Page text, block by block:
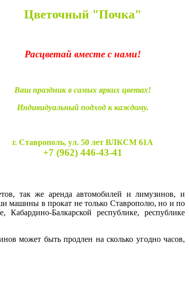
Цветочный "Почка"
Расцветай вместе с нами!
Ваш праздник в самых ярких цветах!
Индивидуальный подход к каждому.
г. Ставрополь, ул. 50 лет ВЛКСМ 61А
+7 (962) 446-43-41
так же аренда автомобилей и лимузинов, и
машины в прокат не только Ставрополю, но и по
Кабардино-Балкарской республике, республике
может быть продлен на сколько угодно часов,